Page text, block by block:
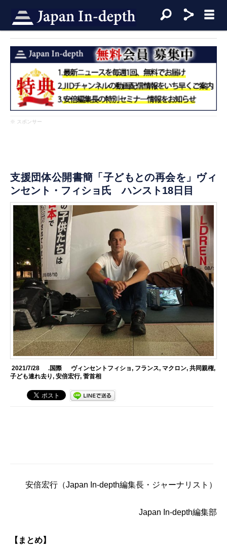
※ スポンサー
支援団体公開書簡「子どもとの再会を」ヴィ
ンセント・フィショ氏 ハンスト18日目
2021/7/28 .国際 ヴィンセントフィショ, フランス, マクロン, 共同親権,
子ども連れ去り,安倍宏行,菅首相
安倍宏行（Japan In-depth編集長・ジャーナリスト）
Japan In-depth編集部
【まとめ】